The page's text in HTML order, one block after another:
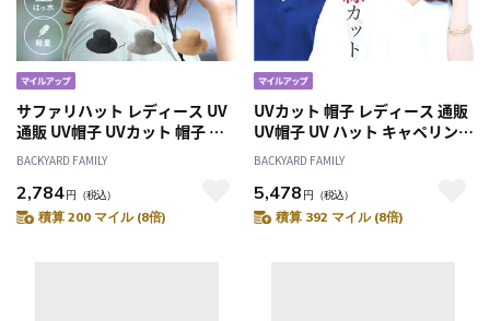
サファリハット レディース UV
通販 UV帽子 UVカット 帽子 サ
ファリ ハット アドベンチャー
ハット 日除け帽子 日よけ帽子
あご紐 とびにくい洗えるサファ
リハット コジット COGIT レデ
BACKYARD FAMILY
2,784円 （税込）
積算 200 マイル (8倍)
UVカット 帽子 レディース 通販
UV帽子 UV ハット キャペリン
バケットハット 日除け帽子 日
よけ帽子 綿 日本製 手しごと工
房ダンガリーUV帽子 コジット
COGIT レディース帽子 アウト
BACKYARD FAMILY
5,478 円 （税込）
積算 392 マイル (8倍)